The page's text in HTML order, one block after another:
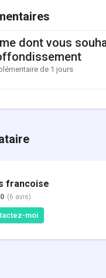
dont vous
de 1 jours
francoise
(6 avis)
moi